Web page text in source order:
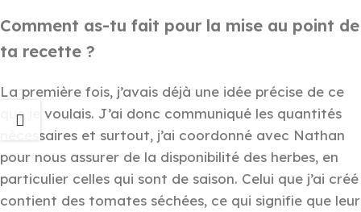
Comment as-tu fait pour la mise au point de
ta recette ?
La première fois, j’avais déjà une idée précise de ce
que je voulais. J’ai donc communiqué les quantités
nécessaires et surtout, j’ai coordonné avec Nathan
pour nous assurer de la disponibilité des herbes, en
particulier celles qui sont de saison. Celui que j’ai créé
contient des tomates séchées, ce qui signifie que leur